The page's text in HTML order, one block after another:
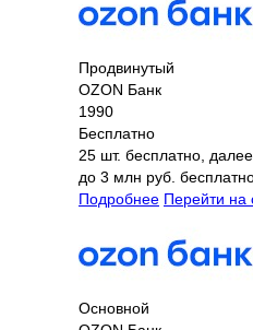
Продвинутый
OZON Банк
1990
Бесплатно
25 шт. бесплатно,
до 3 млн руб.
Подробнее Перейти на
Основной